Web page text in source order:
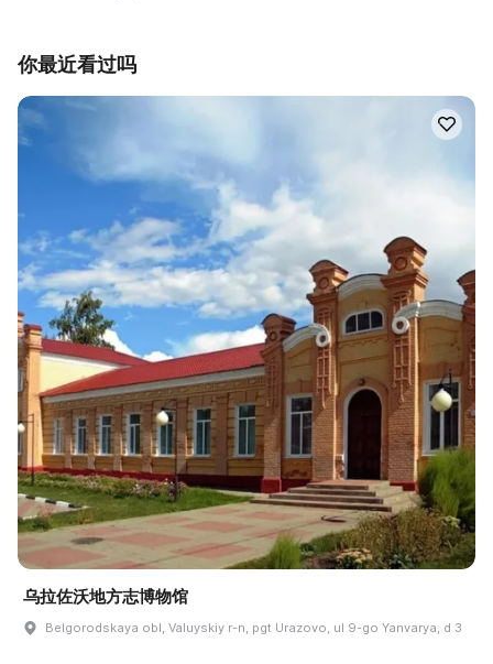
你最近看过吗
乌拉佐沃地方志博物馆
Belgorodskaya obl, Valuyskiy r-n, pgt Urazovo, ul 9-go Yanvarya, d 3